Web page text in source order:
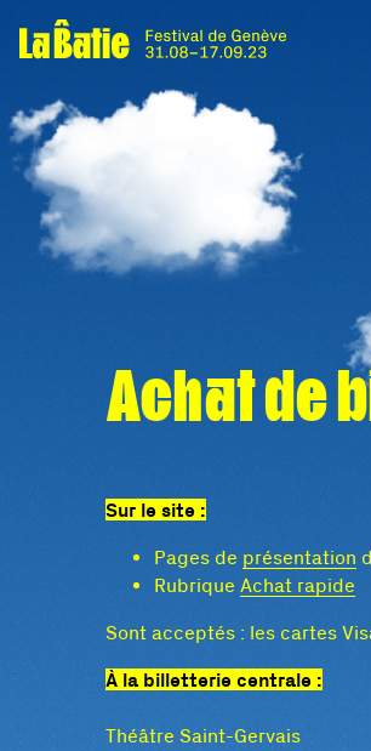
Achat de
Sur le site :
Pages de présentation
Rubrique Achat rapide
Sont acceptés : les cartes
À la billetterie centrale :
Théâtre Saint-Gervais